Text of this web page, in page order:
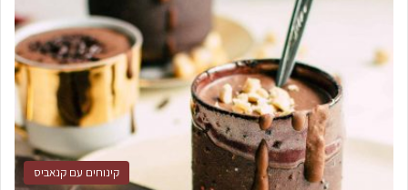
קינוחים עם קנאביס